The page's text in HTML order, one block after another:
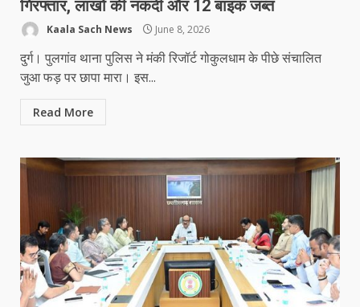
गिरफ्तार, लाखों की नकदी और 12 बाइक जब्त
Kaala Sach News June 8, 2026
दुर्ग। पुलगांव थाना पुलिस ने मंकी रिजॉर्ट गोकुलधाम के पीछे संचालित
जुआ फड़ पर छापा मारा। इस...
Read More